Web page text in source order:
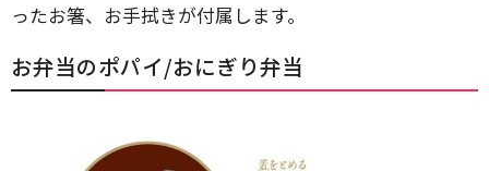
ったお箸、お手拭きが付属します。
お弁当のポパイ/おにぎり弁当